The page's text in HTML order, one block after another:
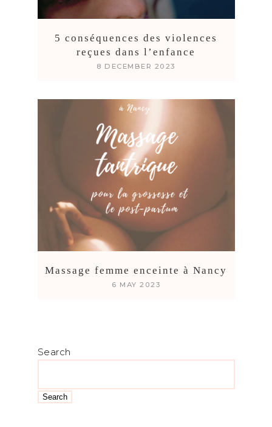
5 conséquences des violences
reçues dans l’enfance
8 DECEMBER 2023
Massage femme enceinte à Nancy
6 MAY 2023
Search
Search